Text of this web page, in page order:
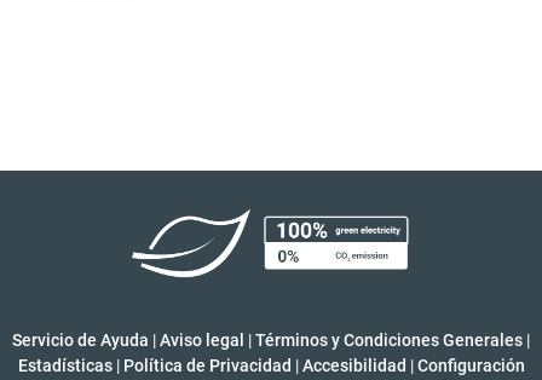
Servicio de Ayuda |Aviso legal |Términos y Condiciones Generales |
Estadísticas | Política de Privacidad | Accesibilidad | Configuración